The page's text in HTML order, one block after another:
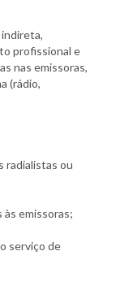
profissional e
nas emissoras,
(rádio,
radialistas ou
às emissoras;
serviço de